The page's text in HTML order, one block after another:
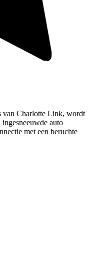
van Charlotte Link, wordt
auto
met een beruchte